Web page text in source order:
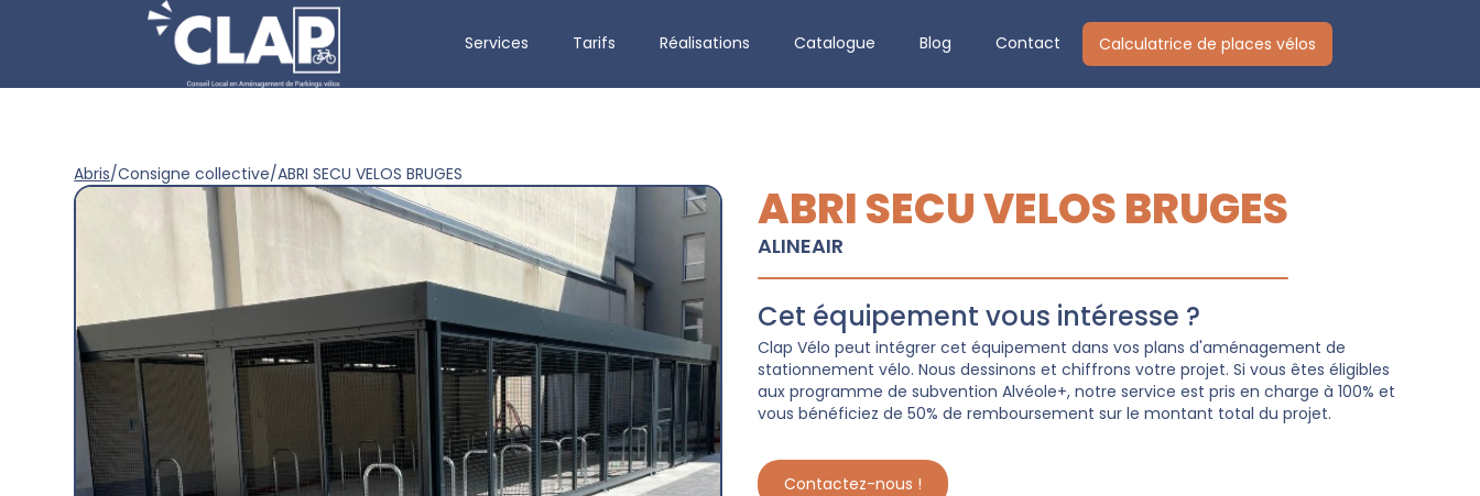
Services Tarifs Réalisations Catalogue Blog Contact Calculatrice de places vélos
Abris/Consigne collective/ABRI SECU VELOS BRUGES
ABRI SECU VELOS BRUGES
ALINEAIR
Cet équipement vous intéresse ?
Clap Vélo peut intégrer cet équipement dans vos plans d'aménagement de
stationnement vélo. Nous dessinons et chiffrons votre projet. Si vous êtes éligibles
aux programme de subvention Alvéole+, notre service est pris en charge à 100% et
vous bénéficiez de 50% de remboursement sur le montant total du projet.
Contactez-nous !